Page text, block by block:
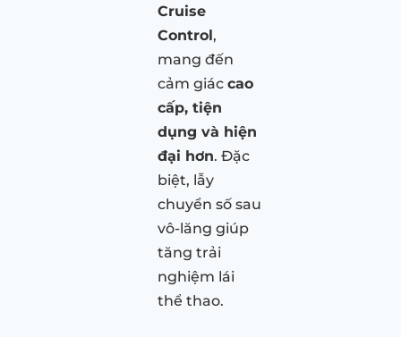
Cruise
Control,
mang đến
cảm giác cao
cấp, tiện
dụng và hiện
đại hơn. Đặc
biệt, lẫy
chuyển số sau
vô-lăng giúp
tăng trải
nghiệm lái
thể thao.